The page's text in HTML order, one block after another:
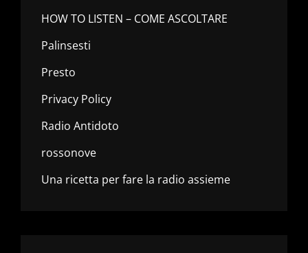
HOW TO LISTEN – COME ASCOLTARE
Palinsesti
Presto
Privacy Policy
Radio Antidoto
rossonove
Una ricetta per fare la radio assieme